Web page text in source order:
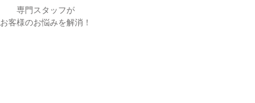
専門スタッフが
お客様のお悩みを解消！